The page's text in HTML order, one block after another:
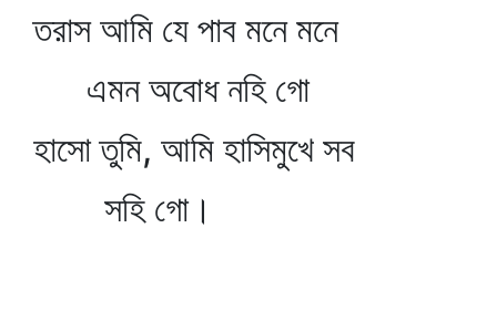
তরাস আমি যে পাব মনে মনে
এমন অবোধ নহি গো
হাসো তুমি, আমি হাসিমুখে সব
সহি গো।